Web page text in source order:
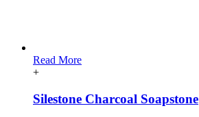
Read More
+
Silestone Charcoal Soapstone